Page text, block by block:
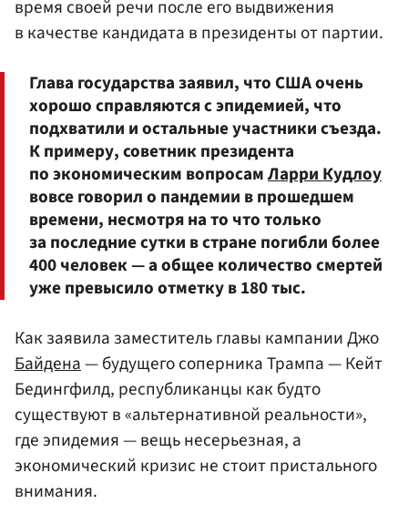
время своей речи после его выдвижения
в качестве кандидата в президенты от партии.
Глава государства заявил, что США очень
хорошо справляются с эпидемией, что
подхватили и остальные участники съезда.
К примеру, советник президента
по экономическим вопросамЛарри Кудлоу
вовсе говорил о пандемии в прошедшем
времени, несмотря на то что только
за последние сутки в стране погибли более
400 человек — а общее количество смертей
уже превысило отметку в 180 тыс.
Как заявила заместитель главы кампании Джо
Байдена— будущего соперника Трампа — Кейт
Бедингфилд, республиканцы как будто
существуют в «альтернативной реальности»,
где эпидемия — вещь несерьезная, а
экономический кризис не стоит пристального
внимания.